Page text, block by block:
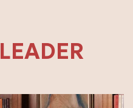
LEADER